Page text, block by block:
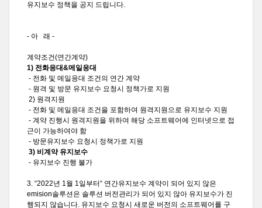
유지보수 정책을 공지 드립니다.
- 아 래 -
계약조건(연간계약)
1) 전화응대&메일응대
- 전화 및 메일응대 조건의 연간 계약
- 원격 및 방문 유지보수 요청시 정책가로 지원
2) 원격지원
- 전화 및 메일응대 조건을 포함하여 원격지원으로 유지보수 지원
- 계약 진행시 원격지원을 위하여 해당 소프트웨어에 인터넷으로 접
근이 가능하여야 함
- 방문유지보수 요청시 정책가로 지원
3) 비계약 유지보수
- 유지보수 진행 불가
3. “2022년 1월 1일부터“ 연간유지보수 계약이 되어 있지 않은
emision솔루션은 솔루션 버전관리가 되어 있지 않아 유지보수가 진
행되지 않습니다. 유지보수 요청시 새로운 버전의 소프트웨어를 구